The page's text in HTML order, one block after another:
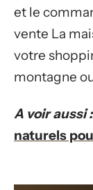
et le
vente La
votre
montagne
A voir aussi :
naturels